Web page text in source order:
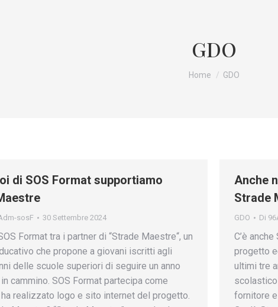
GDO
Tu sei qui:
Home GDO
di SOS Format supportiamo
sosF 30 Settembre 2024
Format tra i partner di “Strade Maestre“, un
che propone a giovani iscritti agli
delle scuole superiori di seguire un anno
cammino. SOS Format partecipa come
realizzato logo e sito internet del progetto.
Anche
Strade
GDO Di
C’è
progetto
ultimi tre
scolastico
fornitore